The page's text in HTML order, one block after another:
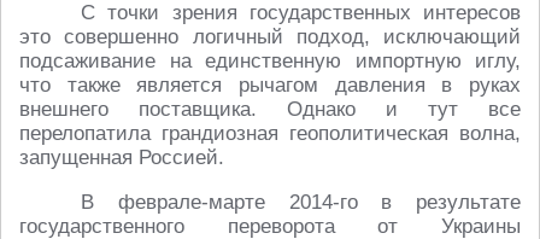
С точки зрения государственных интересов
это совершенно логичный подход, исключающий
подсаживание на единственную импортную иглу,
что также является рычагом давления в руках
внешнего поставщика. Однако и тут все
перелопатила грандиозная геополитическая волна,
запущенная Россией.
В феврале-марте 2014-го в результате
государственного переворота от Украины